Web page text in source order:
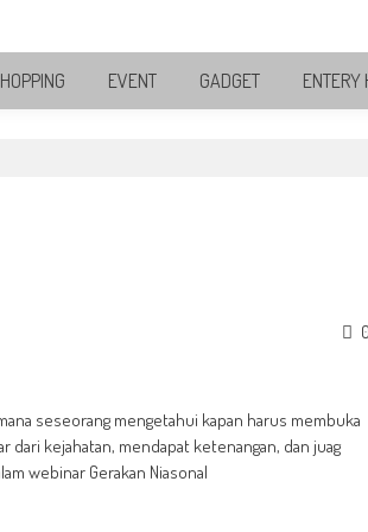
EVENT GADGET ENTERY
0
seseorang mengetahui kapan harus membuka
dari kejahatan, mendapat ketenangan, dan juag
webinar Gerakan Niasonal